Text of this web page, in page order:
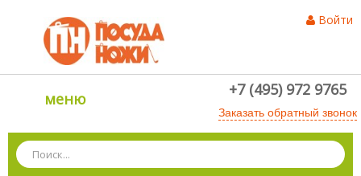
Войти
меню +7 (495) 972 9765
Заказать обратный звонок